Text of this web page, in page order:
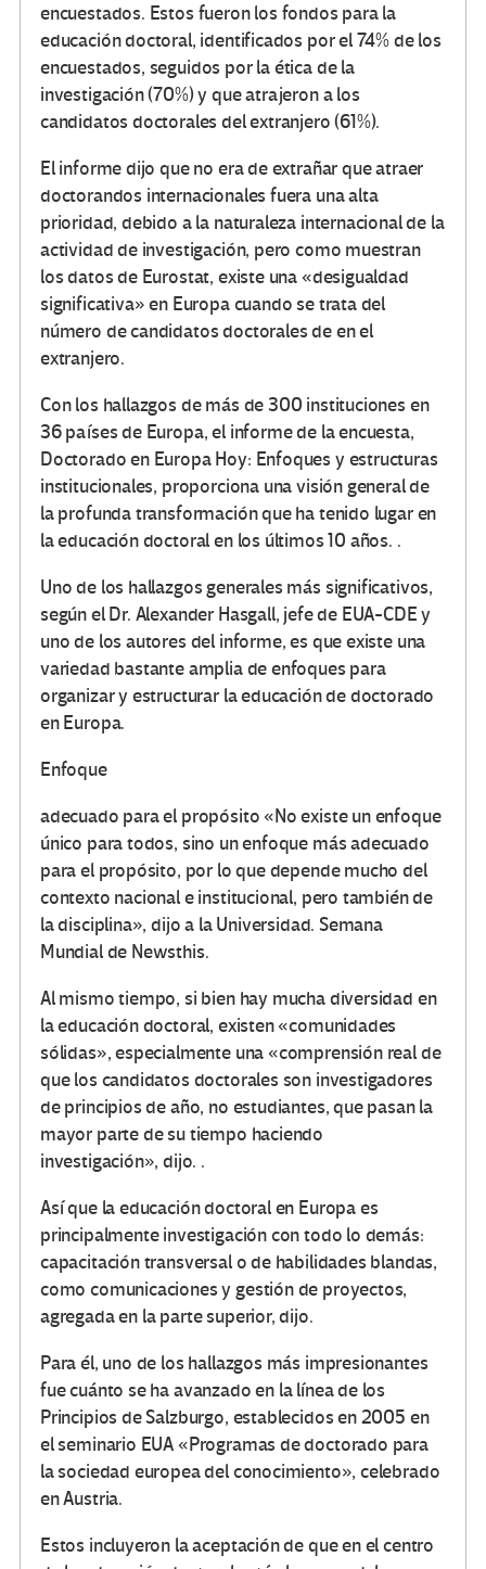
encuestados. Estos fueron los fondos para la
educación doctoral, identificados por el 74% de los
encuestados, seguidos por la ética de la
investigación (70%) y que atrajeron a los
candidatos doctorales del extranjero (61%).
El informe dijo que no era de extrañar que atraer
doctorandos internacionales fuera una alta
prioridad, debido a la naturaleza internacional de la
actividad de investigación, pero como muestran
los datos de Eurostat, existe una «desigualdad
significativa» en Europa cuando se trata del
número de candidatos doctorales de en el
extranjero.
Con los hallazgos de más de 300 instituciones en
36 países de Europa, el informe de la encuesta,
Doctorado en Europa Hoy: Enfoques y estructuras
institucionales, proporciona una visión general de
la profunda transformación que ha tenido lugar en
la educación doctoral en los últimos 10 años. .
Uno de los hallazgos generales más significativos,
según el Dr. Alexander Hasgall, jefe de EUA-CDE y
uno de los autores del informe, es que existe una
variedad bastante amplia de enfoques para
organizar y estructurar la educación de doctorado
en Europa.
Enfoque
adecuado para el propósito «No existe un enfoque
único para todos, sino un enfoque más adecuado
para el propósito, por lo que depende mucho del
contexto nacional e institucional, pero también de
la disciplina», dijo a la Universidad. Semana
Mundial de Newsthis.
Al mismo tiempo, si bien hay mucha diversidad en
la educación doctoral, existen «comunidades
sólidas», especialmente una «comprensión real de
que los candidatos doctorales son investigadores
de principios de año, no estudiantes, que pasan la
mayor parte de su tiempo haciendo
investigación», dijo. .
Así que la educación doctoral en Europa es
principalmente investigación con todo lo demás:
capacitación transversal o de habilidades blandas,
como comunicaciones y gestión de proyectos,
agregada en la parte superior, dijo.
Para él, uno de los hallazgos más impresionantes
fue cuánto se ha avanzado en la línea de los
Principios de Salzburgo, establecidos en 2005 en
el seminario EUA «Programas de doctorado para
la sociedad europea del conocimiento», celebrado
en Austria.
Estos incluyeron la aceptación de que en el centro